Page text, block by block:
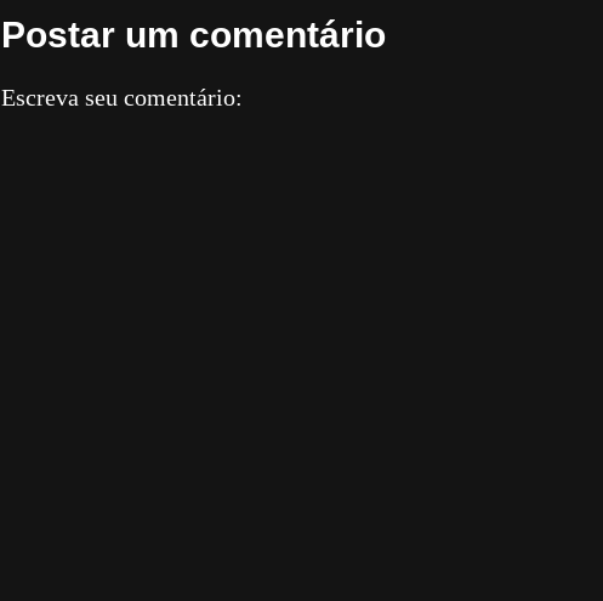
Postar um comentário
Escreva seu comentário: